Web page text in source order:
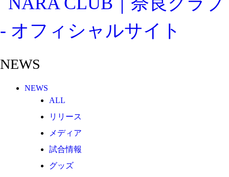
その他
ソシオス
バモス
チアダンススクール
ボランティアチーム「volundeer」
ビクトリーロード
NEWS
NEWS
ALL
リリース
メディア
試合情報
グッズ